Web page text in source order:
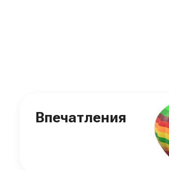
Впечатления